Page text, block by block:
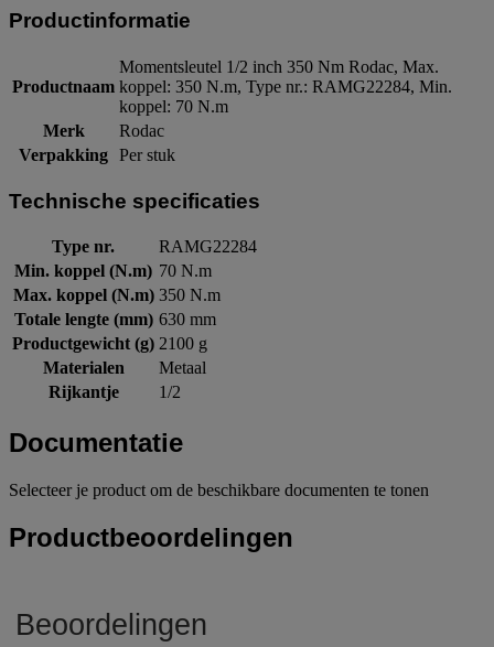
Productinformatie
Productnaam
Momentsleutel 1/2 inch 350 Nm Rodac, Max.
koppel: 350 N.m, Type nr.: RAMG22284, Min.
koppel: 70 N.m
Merk
Rodac
Verpakking Per stuk
Technische specificaties
Type nr.
RAMG22284
Min. koppel (N.m) 70 N.m
Max. koppel (N.m) 350 N.m
Totale lengte (mm) 630 mm
Productgewicht (g) 2100 g
Materialen
Metaal
Rijkantje
1/2
Documentatie
Selecteer je product om de beschikbare documenten te tonen
Productbeoordelingen